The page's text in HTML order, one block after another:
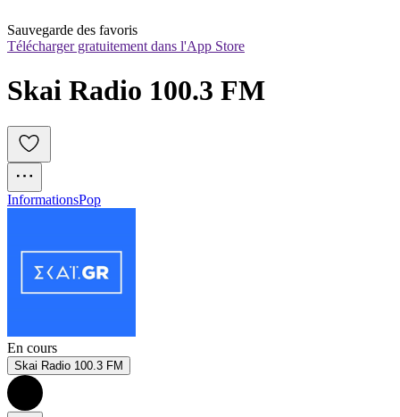
Sauvegarde des favoris
Télécharger gratuitement dans l'App Store
Skai Radio 100.3 FM
InformationsPop
En cours
Skai Radio 100.3 FM